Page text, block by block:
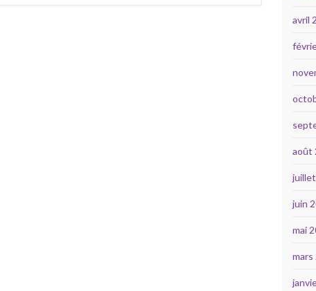
avril
août
juin
mai
mars